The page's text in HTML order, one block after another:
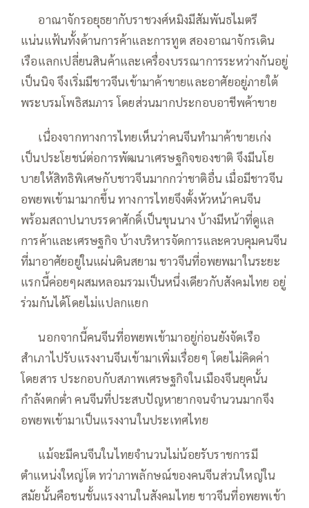
อาณาจักรอยุธยากับราชวงศ์หมิงมีสัมพันธไมตรี
แน่นแฟ้นทั้งด้านการค้าและการทูต สองอาณาจักรเดิน
เรือแลกเปลี่ยนสินค้าและเครื่องบรรณาการระหว่างกันอยู่
เป็นนิจ จึงเริ่มมีชาวจีนเข้ามาค้าขายและอาศัยอยู่ภายใต้
พระบรมโพธิสมภาร โดยส่วนมากประกอบอาชีพค้าขาย
เนื่องจากทางการไทยเห็นว่าคนจีนทำมาค้าขายเก่ง
เป็นประโยชน์ต่อการพัฒนาเศรษฐกิจของชาติ จึงมีนโย
บายให้สิทธิพิเศษกับชาวจีนมากกว่าชาติอื่น เมื่อมีชาวจีน
อพยพเข้ามามากขึ้น ทางการไทยจึงตั้งหัวหน้าคนจีน
พร้อมสถาปนาบรรดาศักดิ์เป็นขุนนาง บ้างมีหน้าที่ดูแล
การค้าและเศรษฐกิจ บ้างบริหารจัดการและควบคุมคนจีน
ที่มาอาศัยอยู่ในแผ่นดินสยาม ชาวจีนที่อพยพมาในระยะ
แรกนี้ค่อยๆผสมหลอมรวมเป็นหนึ่งเดียวกับสังคมไทย อยู่
ร่วมกันได้โดยไม่แปลกแยก
—–นอกจากนี้คนจีนที่อพยพเข้ามาอยู่ก่อนยังจัดเรือ
สำเภาไปรับแรงงานจีนเข้ามาเพิ่มเรื่อยๆ โดยไม่คิดค่า
โดยสาร ประกอบกับสภาพเศรษฐกิจในเมืองจีนยุคนั้น
กำลังตกต่ำ คนจีนที่ประสบปัญหายากจนจำนวนมากจึง
อพยพเข้ามาเป็นแรงงานในประเทศไทย
แม้จะมีคนจีนในไทยจำนวนไม่น้อยรับราชการมี
ตำแหน่งใหญ่โต ทว่าภาพลักษณ์ของคนจีนส่วนใหญ่ใน
สมัยนั้นคือชนชั้นแรงงานในสังคมไทย ชาวจีนที่อพยพเข้า